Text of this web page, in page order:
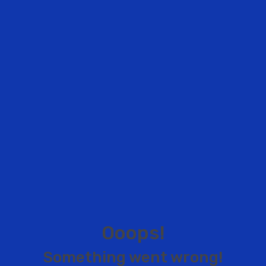
Ooops!
Something went wrong!